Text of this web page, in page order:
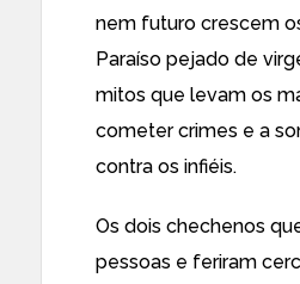
nem futuro crescem
Paraíso pejado de
mitos que levam os
cometer crimes e a
contra os infiéis.
Os dois chechenos
pessoas e feriram